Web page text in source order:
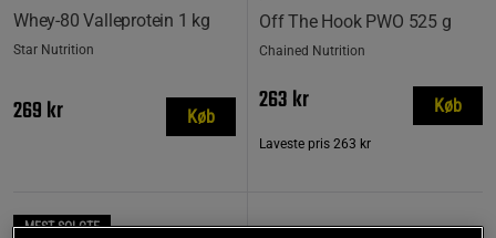
Whey-80 Valleprotein 1 kg
Star Nutrition
269 kr Køb
Off The Hook PWO 525 g
Chained Nutrition
263 kr
Laveste pris 263 kr
Køb
MEST SOLGTE